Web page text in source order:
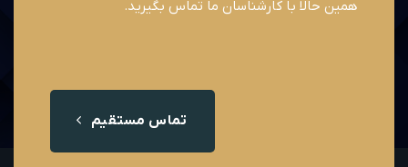
همین حالا با کارشناسان ما تماس بگیرید.
تماس مستقیم